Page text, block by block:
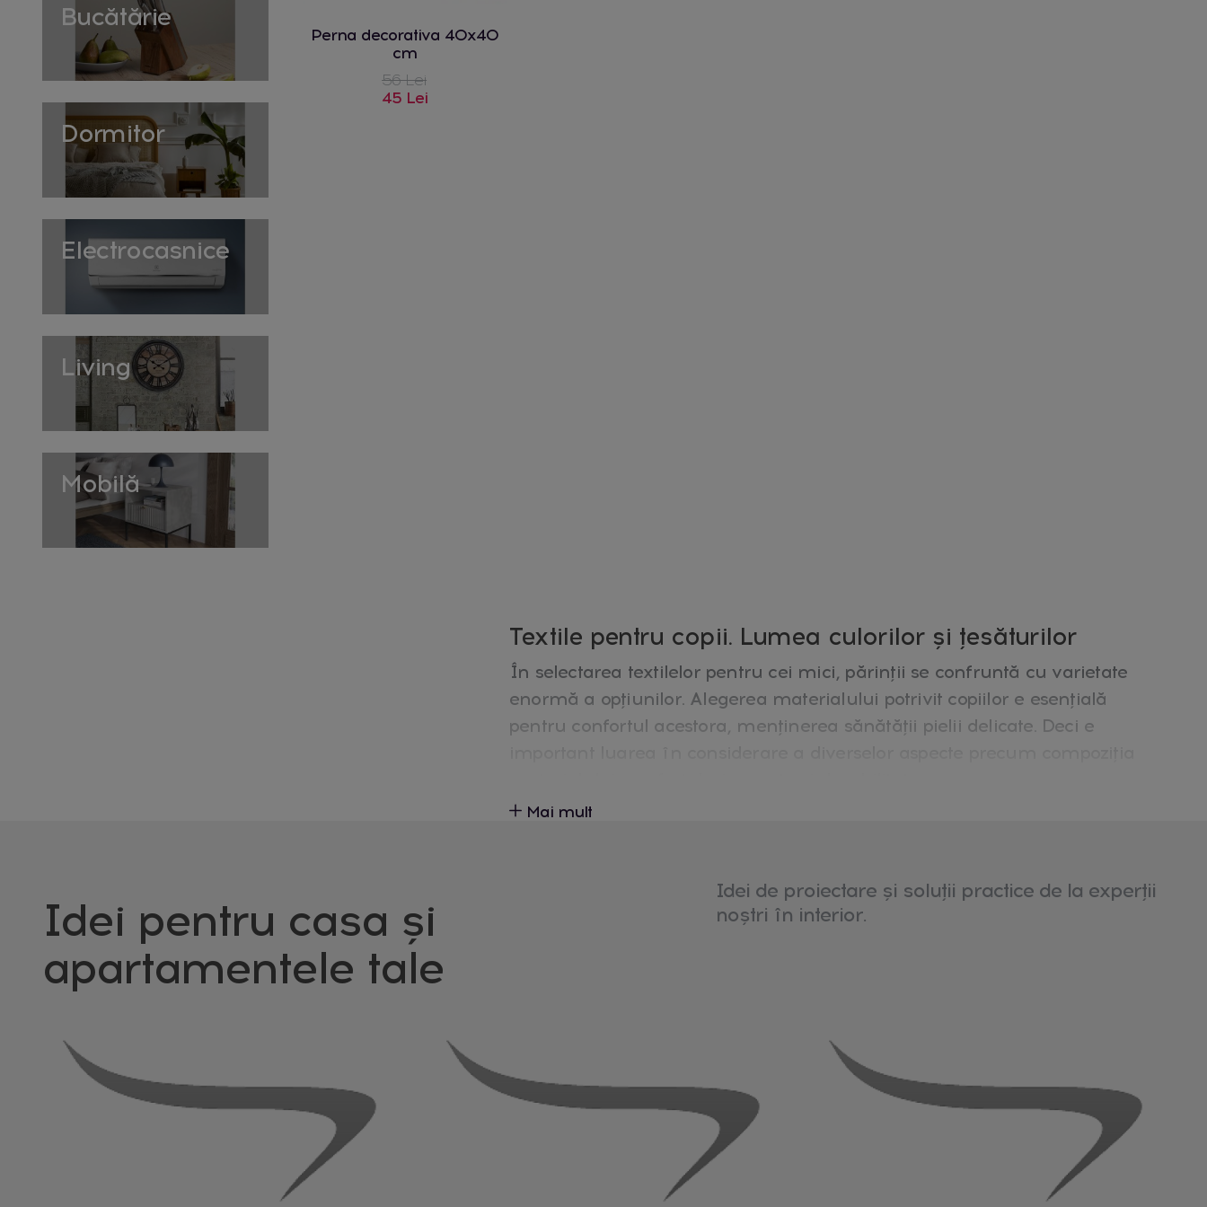
Bucătărie
Dormitor
Electrocasnice
Living
Mobilă
Perna decorativa 40x40
cm
56 Lei
45 Lei
Textile pentru copii. Lumea culorilor și țesăturilor
În selectarea textilelor pentru cei mici, părinții se confruntă cu varietate
enormă a opțiunilor. Alegerea materialului potrivit copiilor e esențială
pentru confortul acestora, menținerea sănătății pielii delicate. Deci e
Tipurile textilelor
Cumpărați țesături naturale, cunoscute pentru respirabilitatea, confortul
acestora. În plus, evitați materialele ce irită pielea copiilor și verificați
personaje dragi celor mici sau modele vesele care aduc zâmbete pe chipul
acestora. Optați pentru seturi ce aduc armonie în decorul camerei și oferă
mediu reconfortant somnului, ușor de asortat altor elemente din cameră:
jucării de pluș și accesorii
veioze
Verificați dimensiunile potrivite patului pentru asigurarea aspectului plăcut
și a somnului odihnitor. Dimensiunile obișnuite camerei copiilor sunt
Mai mult
Idei pentru casa și
apartamentele tale
Idei de proiectare și soluții practice de la experții
noștri în interior.